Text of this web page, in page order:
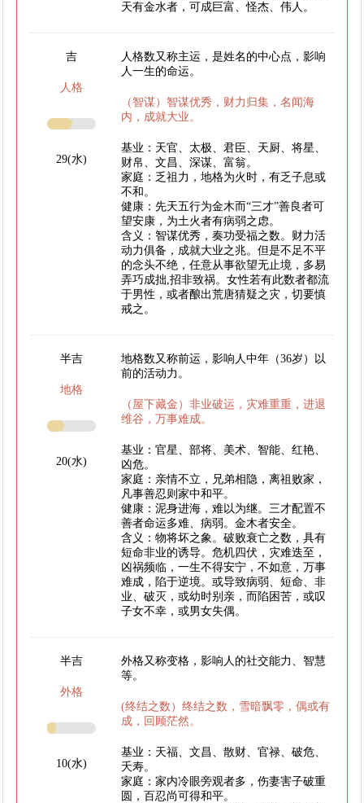
天有金水者，可成巨富、怪杰、伟人。
吉
人格
29(水)
人格数又称主运，是姓名的中心点，影响
人一生的命运。
（智谋）智谋优秀，财力归集，名闻海
内，成就大业。
基业：天官、太极、君臣、天厨、将星、
财帛、文昌、深谋、富翁。
家庭：乏祖力，地格为火时，有乏子息或
不和。
健康：先天五行为金木而“三才”善良者可
望安康，为土火者有病弱之虑。
含义：智谋优秀，奏功受福之数。财力活
动力俱备，成就大业之兆。但是不足不平
的念头不绝，任意从事欲望无止境，多易
弄巧成拙,招非致祸。女性若有此数者都流
于男性，或者酿出荒唐猜疑之灾，切要慎
戒之。
半吉
地格
20(水)
地格数又称前运，影响人中年（36岁）以
前的活动力。
（屋下藏金）非业破运，灾难重重，进退
维谷，万事难成。
基业：官星、部将、美术、智能、红艳、
凶危。
家庭：亲情不立，兄弟相隐，离祖败家，
凡事善忍则家中和平。
健康：泥身进海，难以为继。三才配置不
善者命运多难、病弱。金木者安全。
含义：物将坏之象。破败衰亡之数，具有
短命非业的诱导。危机四伏，灾难迭至，
凶祸频临，一生不得安宁，不如意，万事
难成，陷于逆境。或导致病弱、短命、非
业、破灭，或幼时别亲，而陷困苦，或叹
子女不幸，或男女失偶。
半吉
外格
10(水)
外格又称变格，影响人的社交能力、智慧
等。
(终结之数）终结之数，雪暗飘零，偶或有
成，回顾茫然。
基业：天福、文昌、散财、官禄、破危、
夭寿。
家庭：家内冷眼旁观者多，伤妻害子破重
圆，百忍尚可得和平。